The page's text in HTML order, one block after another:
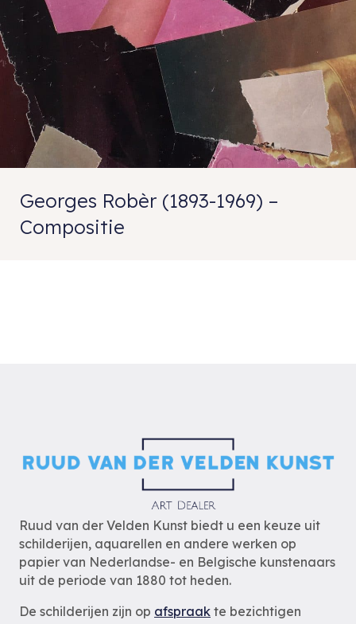
Georges Robèr (1893-1969) –
Compositie
Ruud van der Velden Kunst biedt u een keuze uit
schilderijen, aquarellen en andere werken op
papier van Nederlandse- en Belgische kunstenaars
uit de periode van 1880 tot heden.
De schilderijen zijn op afspraak te bezichtigen